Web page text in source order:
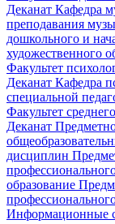
Деканат Кафедра
преподавания
дошкольного и
художественного
Факультет
Деканат Кафедра
специальной
Факультет
Деканат
дисциплин
образование
Информационные